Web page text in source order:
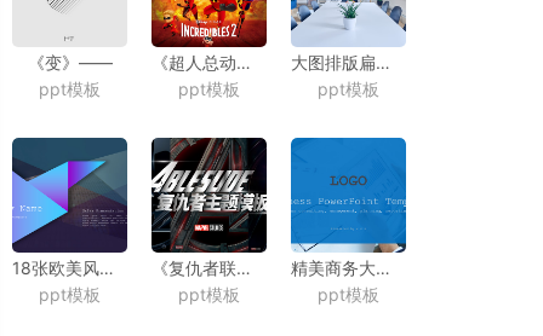
《变》——
锐普公司动画宣传片三部曲ppt模板
ppt模板
《超人总动员2》
卡通大电影主题ppt模板
ppt模板
大图排版扁平风蓝色商务工作汇报通用ppt模板
ppt模板
18张欧美风大气封面ppt模板
（下）
ppt模板
《复仇者联盟3》
大电影主题ppt模板
ppt模板
精美商务大图排版蓝灰扁平风工作总结报告ppt模板
ppt模板